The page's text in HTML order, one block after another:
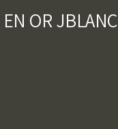
OR JBLANC